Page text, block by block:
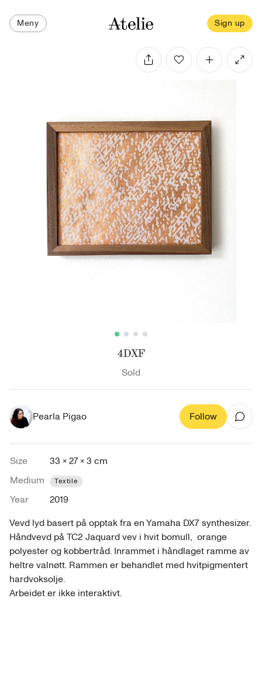
Meny Sign up
4DXF
Sold
Pearla Pigao Follow
Size
33 × 27 × 3 cm
Medium
Textile
Year
2019
Vevd lyd basert på opptak fra en Yamaha DX7 synthesizer.
Håndvevd på TC2 Jaquard vev i hvit bomull,  orange
polyester og kobbertråd. Inrammet i håndlaget ramme av
heltre valnøtt. Rammen er behandlet med hvitpigmentert
hardvoksolje.
Arbeidet er ikke interaktivt.